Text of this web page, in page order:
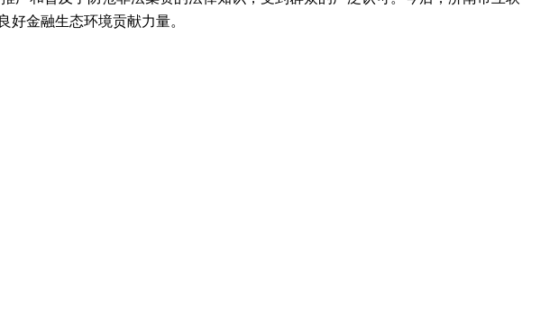
好金融生态环境贡献力量。